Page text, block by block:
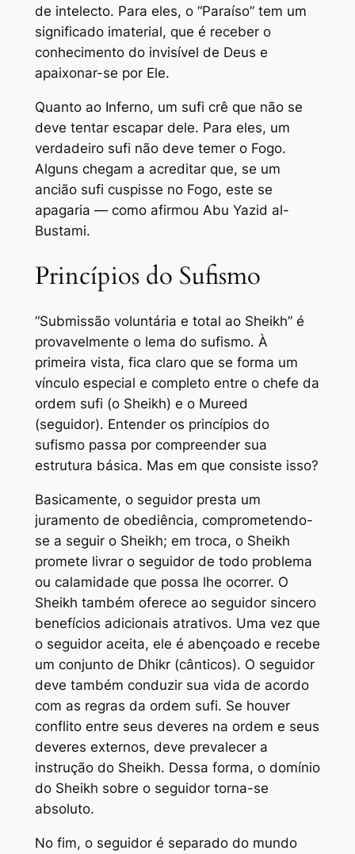
de intelecto. Para eles, o “Paraíso” tem um
significado imaterial, que é receber o
conhecimento do invisível de Deus e
apaixonar-se por Ele.
Quanto ao Inferno, um sufi crê que não se
deve tentar escapar dele. Para eles, um
verdadeiro sufi não deve temer o Fogo.
Alguns chegam a acreditar que, se um
ancião sufi cuspisse no Fogo, este se
apagaria — como afirmou Abu Yazid al-
Bustami.
Princípios do Sufismo
“Submissão voluntária e total ao Sheikh” é
provavelmente o lema do sufismo. À
primeira vista, fica claro que se forma um
vínculo especial e completo entre o chefe da
ordem sufi (o Sheikh) e o Mureed
(seguidor). Entender os princípios do
sufismo passa por compreender sua
estrutura básica. Mas em que consiste isso?
Basicamente, o seguidor presta um
juramento de obediência, comprometendo-
se a seguir o Sheikh; em troca, o Sheikh
promete livrar o seguidor de todo problema
ou calamidade que possa lhe ocorrer. O
Sheikh também oferece ao seguidor sincero
benefícios adicionais atrativos. Uma vez que
o seguidor aceita, ele é abençoado e recebe
um conjunto de Dhikr (cânticos). O seguidor
deve também conduzir sua vida de acordo
com as regras da ordem sufi. Se houver
conflito entre seus deveres na ordem e seus
deveres externos, deve prevalecer a
instrução do Sheikh. Dessa forma, o domínio
do Sheikh sobre o seguidor torna-se
absoluto.
No fim, o seguidor é separado do mundo